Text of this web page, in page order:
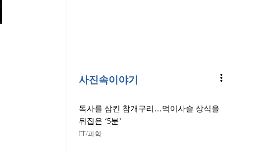
사진속이야기 more_vert
독사를 삼킨 참개구리…먹이사슬 상식을
뒤집은 ‘5분’
IT/과학